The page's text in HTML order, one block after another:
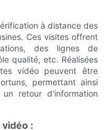
à distance des
Ces visites offrent
des lignes de
qualité, etc. Réalisées
vidéo peuvent être
permettant ainsi
retour d'information
: